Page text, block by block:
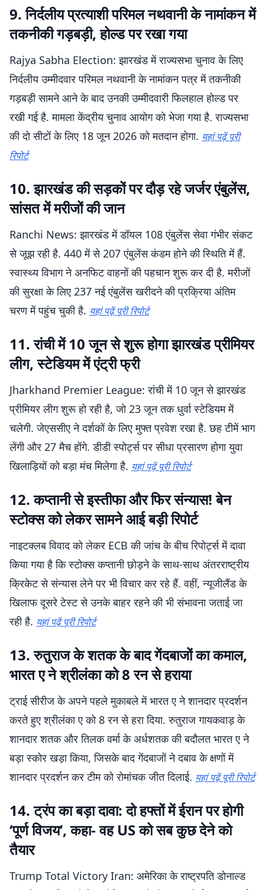
9. निर्दलीय प्रत्याशी परिमल नथवानी के नामांकन में
तकनीकी गड़बड़ी, होल्ड पर रखा गया
Rajya Sabha Election: झारखंड में राज्यसभा चुनाव के लिए
निर्दलीय उम्मीदवार परिमल नथवानी के नामांकन पत्र में तकनीकी
गड़बड़ी सामने आने के बाद उनकी उम्मीदवारी फिलहाल होल्ड पर
रखी गई है. मामला केंद्रीय चुनाव आयोग को भेजा गया है. राज्यसभा
की दो सीटों के लिए 18 जून 2026 को मतदान होगा. यहां पढ़ें पूरी
रिपोर्ट
10. झारखंड की सड़कों पर दौड़ रहे जर्जर एंबुलेंस,
सांसत में मरीजों की जान
Ranchi News: झारखंड में डॉयल 108 एंबुलेंस सेवा गंभीर संकट
से जूझ रही है. 440 में से 207 एंबुलेंस कंडम होने की स्थिति में हैं.
स्वास्थ्य विभाग ने अनफिट वाहनों की पहचान शुरू कर दी है. मरीजों
की सुरक्षा के लिए 237 नई एंबुलेंस खरीदने की प्रक्रिया अंतिम
चरण में पहुंच चुकी है. यहां पढ़ें पूरी रिपोर्ट
11. रांची में 10 जून से शुरू होगा झारखंड प्रीमियर
लीग, स्टेडियम में एंट्री फ्री
Jharkhand Premier League: रांची में 10 जून से झारखंड
प्रीमियर लीग शुरू हो रही है, जो 23 जून तक धुर्वा स्टेडियम में
चलेगी. जेएससीए ने दर्शकों के लिए मुफ्त प्रवेश रखा है. छह टीमें भाग
लेंगी और 27 मैच होंगे. डीडी स्पोर्ट्स पर सीधा प्रसारण होगा युवा
खिलाड़ियों को बड़ा मंच मिलेगा है. यहां पढ़ें पूरी रिपोर्ट
12. कप्तानी से इस्तीफा और फिर संन्यास! बेन
स्टोक्स को लेकर सामने आई बड़ी रिपोर्ट
नाइटक्लब विवाद को लेकर ECB की जांच के बीच रिपोर्ट्स में दावा
किया गया है कि स्टोक्स कप्तानी छोड़ने के साथ-साथ अंतरराष्ट्रीय
क्रिकेट से संन्यास लेने पर भी विचार कर रहे हैं. वहीं, न्यूजीलैंड के
खिलाफ दूसरे टेस्ट से उनके बाहर रहने की भी संभावना जताई जा
रही है. यहां पढ़ें पूरी रिपोर्ट
13. रुतुराज के शतक के बाद गेंदबाजों का कमाल,
भारत ए ने श्रीलंका को 8 रन से हराया
ट्राई सीरीज के अपने पहले मुकाबले में भारत ए ने शानदार प्रदर्शन
करते हुए श्रीलंका ए को 8 रन से हरा दिया. रुतुराज गायकवाड़ के
शानदार शतक और तिलक वर्मा के अर्धशतक की बदौलत भारत ए ने
बड़ा स्कोर खड़ा किया, जिसके बाद गेंदबाजों ने दबाव के क्षणों में
शानदार प्रदर्शन कर टीम को रोमांचक जीत दिलाई. यहां पढ़ें पूरी रिपोर्ट
14. ट्रंप का बड़ा दावा: दो हफ्तों में ईरान पर होगी
‘पूर्ण विजय’, कहा- वह US को सब कुछ देने को
तैयार
Trump Total Victory Iran: अमेरिका के राष्ट्रपति डोनाल्ड